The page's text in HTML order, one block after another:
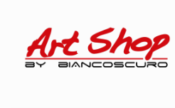
alla
navigazione
al
contenuto